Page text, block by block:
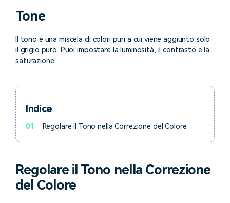
Tip per YouTube
Supporto
Apprendimento
Tone
Il tono è una miscela di colori puri a cui viene aggiunto solo
il grigio puro. Puoi impostare la luminosità, il contrasto e la
saturazione.
Indice
01 Regolare il Tono nella Correzione del Colore
Regolare il Tono nella Correzione
del Colore